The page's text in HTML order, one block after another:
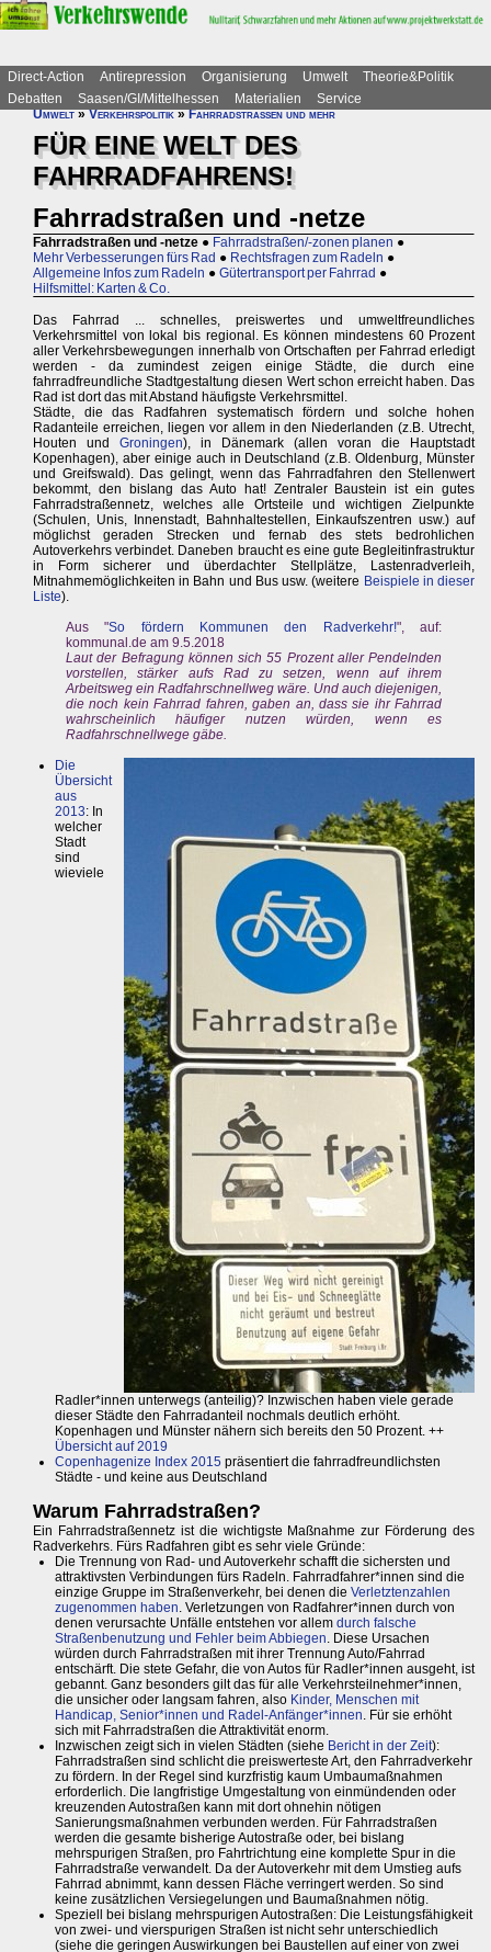
Direct-Action Antirepression Organisierung Umwelt
Theorie&Politik
Debatten
Saasen/GI/Mittelhessen Materialien
Service
Umwelt»Verkehrspolitik»Fahrradstraßen und mehr
FÜR EINE WELT DES
FAHRRADFAHRENS!
Fahrradstraßen und -netze
Fahrradstraßen und -netze ● Fahrradstraßen/-zonen planen ●
Mehr Verbesserungen fürs Rad ● Rechtsfragen zum Radeln ●
Allgemeine Infos zum Radeln ● Gütertransport per Fahrrad ●
Hilfsmittel: Karten & Co.
Das Fahrrad ... schnelles, preiswertes und umweltfreundliches
Verkehrsmittel von lokal bis regional. Es können mindestens 60 Prozent
aller Verkehrsbewegungen innerhalb von Ortschaften per Fahrrad erledigt
werden - da zumindest zeigen einige Städte, die durch eine
fahrradfreundliche Stadtgestaltung diesen Wert schon erreicht haben. Das
Rad ist dort das mit Abstand häufigste Verkehrsmittel.
Städte, die das Radfahren systematisch fördern und solche hohen
Radanteile erreichen, liegen vor allem in den Niederlanden (z.B. Utrecht,
Houten undGroningen), in Dänemark (allen voran die Hauptstadt
Kopenhagen), aber einige auch in Deutschland (z.B. Oldenburg, Münster
und Greifswald). Das gelingt, wenn das Fahrradfahren den Stellenwert
bekommt, den bislang das Auto hat! Zentraler Baustein ist ein gutes
Fahrradstraßennetz, welches alle Ortsteile und wichtigen Zielpunkte
(Schulen, Unis, Innenstadt, Bahnhaltestellen, Einkaufszentren usw.) auf
möglichst geraden Strecken und fernab des stets bedrohlichen
Autoverkehrs verbindet. Daneben braucht es eine gute Begleitinfrastruktur
in Form sicherer und überdachter Stellplätze, Lastenradverleih,
Mitnahmemöglichkeiten in Bahn und Bus usw. (weitere Beispiele in dieser
Liste).
Aus "So fördern Kommunen den Radverkehr!", auf:
kommunal.de am 9.5.2018
Laut der Befragung können sich 55 Prozent aller Pendelnden
vorstellen, stärker aufs Rad zu setzen, wenn auf ihrem
Arbeitsweg ein Radfahrschnellweg wäre. Und auch diejenigen,
die noch kein Fahrrad fahren, gaben an, dass sie ihr Fahrrad
wahrscheinlich häufiger nutzen würden, wenn es
Radfahrschnellwege gäbe.
Die
Übersicht
aus
2013: In
welcher
Stadt
sind
wieviele
Radler*innen unterwegs (anteilig)? Inzwischen haben viele gerade
dieser Städte den Fahrradanteil nochmals deutlich erhöht.
Kopenhagen und Münster nähern sich bereits den 50 Prozent. ++
Übersicht auf 2019
Copenhagenize Index 2015 präsentiert die fahrradfreundlichsten
Städte - und keine aus Deutschland
Warum Fahrradstraßen?
Ein Fahrradstraßennetz ist die wichtigste Maßnahme zur Förderung des
Radverkehrs. Fürs Radfahren gibt es sehr viele Gründe:
Die Trennung von Rad- und Autoverkehr schafft die sichersten und
attraktivsten Verbindungen fürs Radeln. Fahrradfahrer*innen sind die
einzige Gruppe im Straßenverkehr, bei denen die Verletztenzahlen
zugenommen haben. Verletzungen von Radfahrer*innen durch von
denen verursachte Unfälle entstehen vor allem durch falsche
Straßenbenutzung und Fehler beim Abbiegen. Diese Ursachen
würden durch Fahrradstraßen mit ihrer Trennung Auto/Fahrrad
entschärft. Die stete Gefahr, die von Autos für Radler*innen ausgeht, ist
gebannt. Ganz besonders gilt das für alle Verkehrsteilnehmer*innen,
die unsicher oder langsam fahren, also Kinder, Menschen mit
Handicap, Senior*innen und Radel-Anfänger*innen. Für sie erhöht
sich mit Fahrradstraßen die Attraktivität enorm.
Inzwischen zeigt sich in vielen Städten (siehe Bericht in der Zeit):
Fahrradstraßen sind schlicht die preiswerteste Art, den Fahrradverkehr
zu fördern. In der Regel sind kurzfristig kaum Umbaumaßnahmen
erforderlich. Die langfristige Umgestaltung von einmündenden oder
kreuzenden Autostraßen kann mit dort ohnehin nötigen
Sanierungsmaßnahmen verbunden werden. Für Fahrradstraßen
werden die gesamte bisherige Autostraße oder, bei bislang
mehrspurigen Straßen, pro Fahrtrichtung eine komplette Spur in die
Fahrradstraße verwandelt. Da der Autoverkehr mit dem Umstieg aufs
Fahrrad abnimmt, kann dessen Fläche verringert werden. So sind
keine zusätzlichen Versiegelungen und Baumaßnahmen nötig.
Speziell bei bislang mehrspurigen Autostraßen: Die Leistungsfähigkeit
von zwei- und vierspurigen Straßen ist nicht sehr unterschiedlich
(siehe die geringen Auswirkungen bei Baustellen auf einer von zwei